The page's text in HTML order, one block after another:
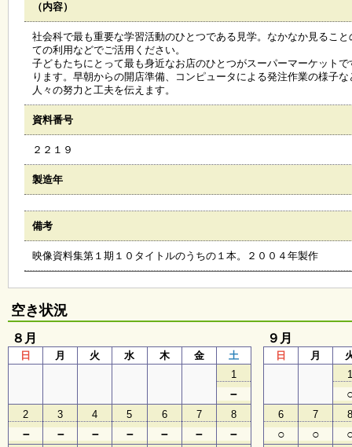
覧
ラ
ー
ラ
ン
マ
ジ
ン
い
ち
ょ
木
（内容）
社会科で最も重要な学習活動のひとつである見学。なかなか見るこ
ての利用などでご活用ください。
子どもたちにとって最も身近なお店のひとつがスーパーマーケット
ります。早朝からの開店準備、コンピュータによる発注作業の様子
人々の努力と工夫を伝えます。
資料番号
２２１９
製造年
備考
映像資料集第１期１０タイトルのうちの１本。２００４年製作
空き状況
８月
日 月 火 水 木 金
土
1
－
2
－
3
－
4
－
5
－
6
－
7
－
8
－
９月
日 月
6
○
7
○